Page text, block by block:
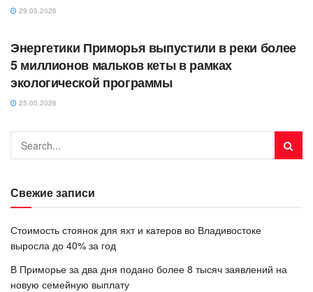
29.05.2026
Энергетики Приморья выпустили в реки более
5 миллионов мальков кеты в рамках
экологической программы
25.05.2026
Свежие записи
Стоимость стоянок для яхт и катеров во Владивостоке
выросла до 40% за год
В Приморье за два дня подано более 8 тысяч заявлений на
новую семейную выплату